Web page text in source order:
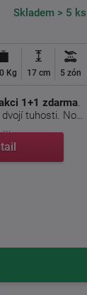
Skladem > 5 ks
Kg 17 cm 5 zón
1+1 zdarma.
tuhosti. Nora